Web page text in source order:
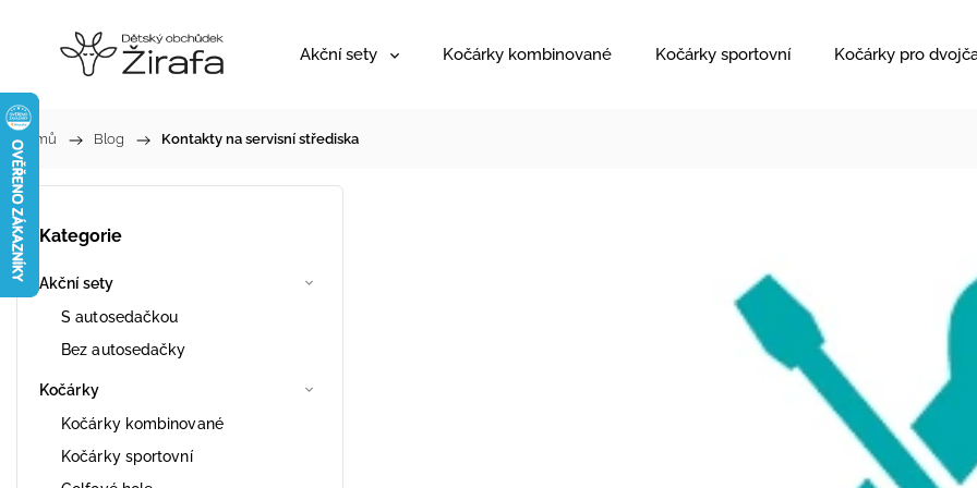
Akční sety Kočárky kombinované Kočárky sportovní Kočárky pro
Domů / Blog / Kontakty na servisní střediska
Kategorie
Akční sety
S autosedačkou
Bez autosedačky
Kočárky
Kočárky kombinované
Kočárky sportovní